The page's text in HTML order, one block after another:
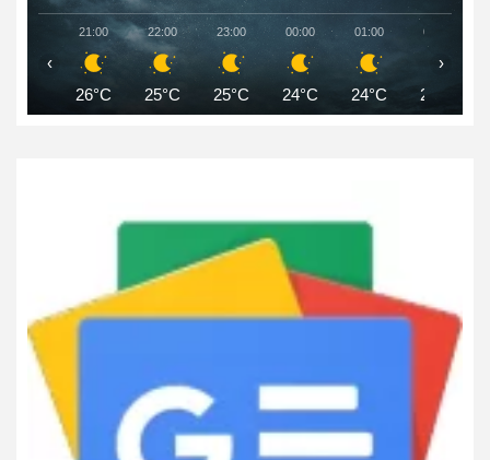
21:00
26°C
22:00
25°C
23:00
25°C
00:00
24°C
01:00
24°C
02:00
24°C
‹ ›